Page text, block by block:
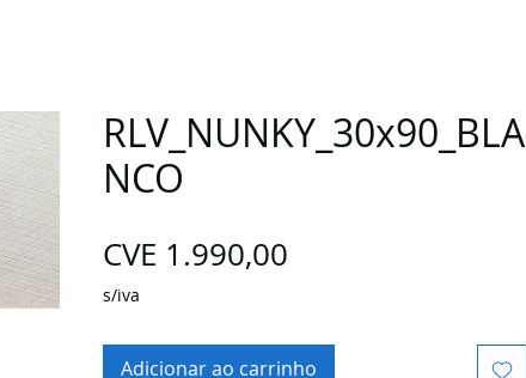
RLV_NUNKY_30x90_BLA
NCO
CVE 1.990,00
s/iva
Adicionar ao carrinho